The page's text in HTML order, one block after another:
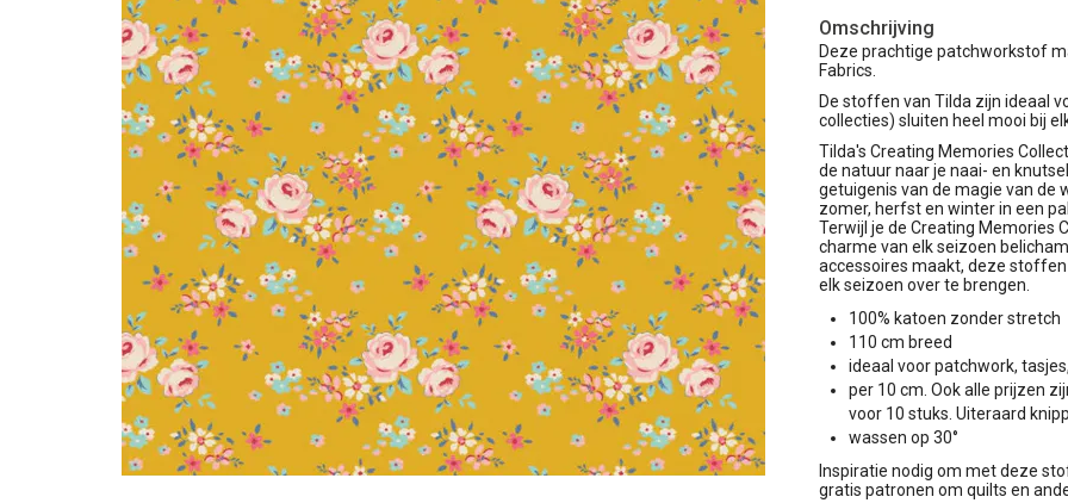
Omschrijving
Deze prachtige patchworkstof
Fabrics.
De stoffen van Tilda zijn ideaal
collecties) sluiten heel mooi bij
Tilda's Creating Memories
de natuur naar je naai- en
getuigenis van de magie van de
zomer, herfst en winter in een
Terwijl je de Creating Memories
charme van elk seizoen
accessoires maakt, deze
elk seizoen over te brengen.
100% katoen zonder stretch
110 cm breed
ideaal voor patchwork,
per 10 cm. Ook alle prijzen
voor 10 stuks. Uiteraard
wassen op 30°
Inspiratie nodig om met deze
gratis patronen om quilts en